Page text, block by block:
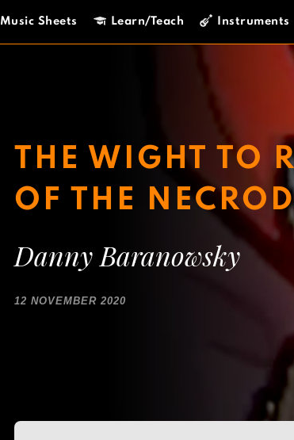
Music Sheets Learn/Teach Instruments
THE WIGHT TO
OF THE
Danny Baranowsky
12 NOVEMBER 2020